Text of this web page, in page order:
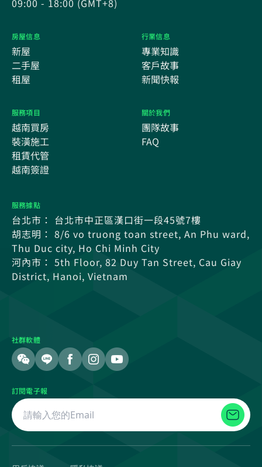
09:00 - 18:00 (GMT+8)
房屋信息
新屋
二手屋
租屋
行業信息
專業知識
客戶故事
新聞快報
服務項目
越南買房
裝潢施工
租賃代管
越南簽證
關於我們
團隊故事
FAQ
服務據點
台北市： 台北市中正區漢口街一段45號7樓
胡志明： 8/6 vo truong toan street, An Phu ward,
Thu Duc city, Ho Chi Minh City
河內市： 5th Floor, 82 Duy Tan Street, Cau Giay
District, Hanoi, Vietnam
社群軟體
訂閱電子報